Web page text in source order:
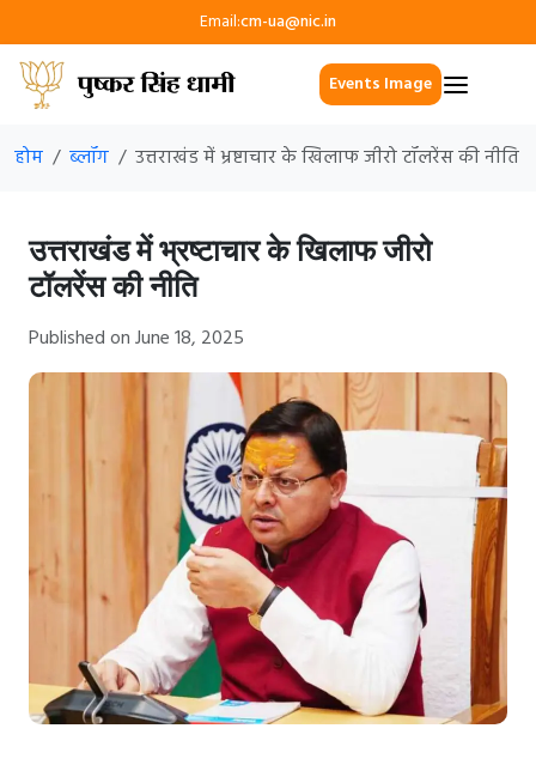
Email:cm-ua@nic.in
Events Image
होम ब्लॉग उत्तराखंड में भ्रष्टाचार के खिलाफ जीरो टॉलरेंस की नीति
उत्तराखंड में भ्रष्टाचार के खिलाफ जीरो
टॉलरेंस की नीति
Published on June 18, 2025